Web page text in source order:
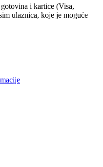
i kartice (Visa,
ulaznica, koje je moguće